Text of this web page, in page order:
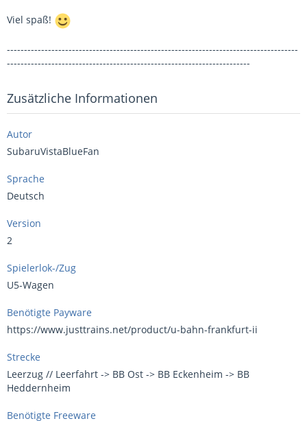
Viel spaß!
-------------------------------------------------------------------------------------
-----------------------------------------------------------------------
Zusätzliche Informationen
Autor
SubaruVistaBlueFan
Sprache
Deutsch
Version
2
Spielerlok-/Zug
U5-Wagen
Benötigte Payware
https://www.justtrains.net/product/u-bahn-frankfurt-ii
Strecke
Leerzug // Leerfahrt -> BB Ost -> BB Eckenheim -> BB
Heddernheim
Benötigte Freeware